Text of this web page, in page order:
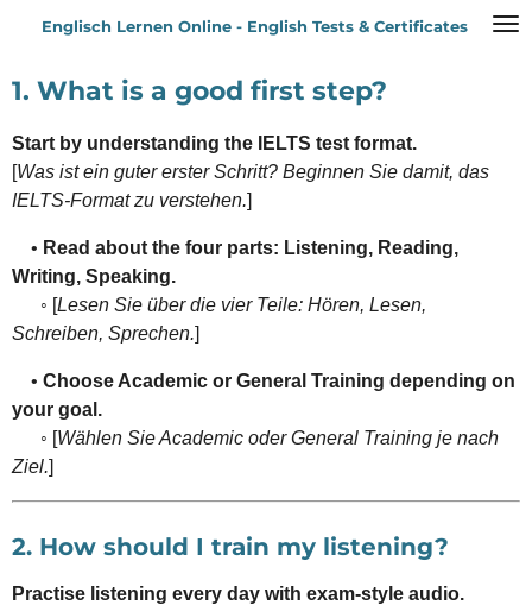
Zum
springen
Englisch Lernen Online - English Tests & Certificates
1. What is a good first step?
Start by understanding the IELTS test format.
[Was ist ein guter erster Schritt? Beginnen Sie damit, das
IELTS-Format zu verstehen.]
• Read about the four parts: Listening, Reading,
Writing, Speaking.
◦ [Lesen Sie über die vier Teile: Hören, Lesen,
Schreiben, Sprechen.]
• Choose Academic or General Training depending on
your goal.
◦ [Wählen Sie Academic oder General Training je nach
Ziel.]
2. How should I train my listening?
Practise listening every day with exam-style audio.